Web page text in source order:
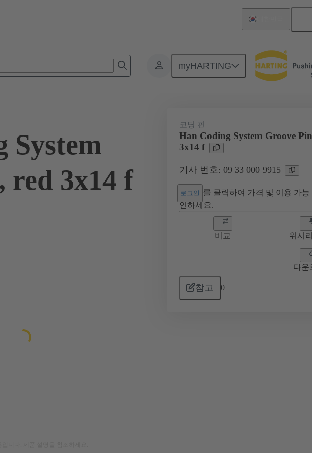
myHARTING
Han® HMC, 빈번한 체결 주기 지원 접점 09 33
System
red 3x14 f
코딩 핀
Han Coding System Groove
3x14 f
기사 번호: 09 33 000 9915
로그인 를 클릭하여 가격 및 이용 가능
인하세요.
비교 위시
다운
참고 0